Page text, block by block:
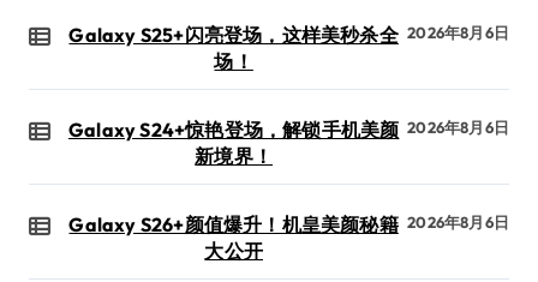
Galaxy S25+闪亮登场，这样美秒杀全
场！
2026年8月6日
Galaxy S24+惊艳登场，解锁手机美颜
新境界！
2026年8月6日
Galaxy S26+颜值爆升！机皇美颜秘籍
大公开
2026年8月6日